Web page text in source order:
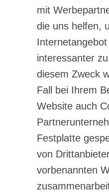
mit
die uns helfen,
interessanter
diesem Zweck
Fall bei Ihrem
Website auch
Festplatte
von
vorbenannten